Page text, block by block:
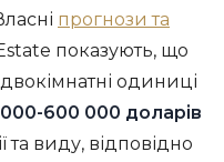
прогнози та
показують, що
одиниці
600 000 доларів
та виду, відповідно